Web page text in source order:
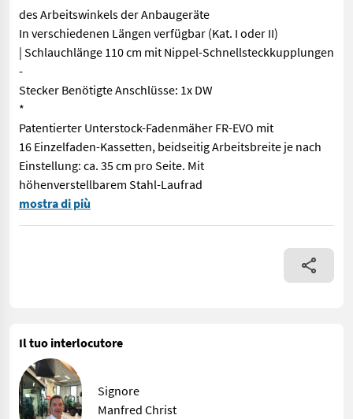
des Arbeitswinkels der Anbaugeräte
In verschiedenen Längen verfügbar (Kat. I oder II)
| Schlauchlänge 110 cm mit Nippel-Schnellsteckkupplungen
-
Stecker Benötigte Anschlüsse: 1x DW
*
Patentierter Unterstock-Fadenmäher FR-EVO mit
16 Einzelfaden-Kassetten, beidseitig Arbeitsbreite je nach
Einstellung: ca. 35 cm pro Seite. Mit
höhenverstellbarem Stahl-Laufrad
Ilmer GT Vario Heck Fadenmäher beidseitig *
mostra di più
Il tuo interlocutore
Signore
Manfred Christ